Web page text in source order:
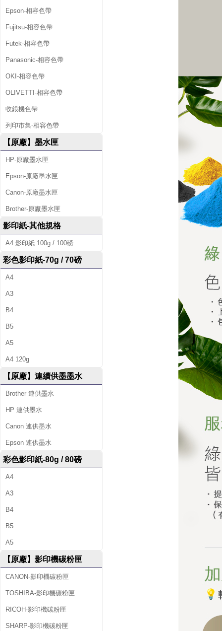
L
0
S
6
6
A
A
L
0
S
6
9
A
A
)
高
容
量
保
墨
水
匣
Epson-相容色帶
Fujitsu-相容色帶
Futek-相容色帶
Panasonic-相容色帶
OKI-相容色帶
OLIVETTI-相容色帶
收銀機色帶
列印市集-相容色帶
【原廠】墨水匣
HP-原廠墨水匣
Epson-原廠墨水匣
Canon-原廠墨水匣
Brother-原廠墨水匣
影印紙-其他規格
A4 影印紙 100g / 100磅
彩色影印紙-70g / 70磅
A4
A3
B4
B5
A5
A4 120g
【原廠】連續供墨墨水
Brother 連供墨水
HP 連供墨水
Canon 連供墨水
Epson 連供墨水
彩色影印紙-80g / 80磅
A4
A3
B4
B5
A5
【原廠】影印機碳粉匣
CANON-影印機碳粉匣
TOSHIBA-影印機碳粉匣
RICOH-影印機碳粉匣
SHARP-影印機碳粉匣